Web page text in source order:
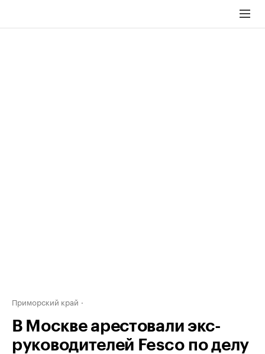
Приморский край
В Москве арестовали экс-
руководителей Fesco по делу